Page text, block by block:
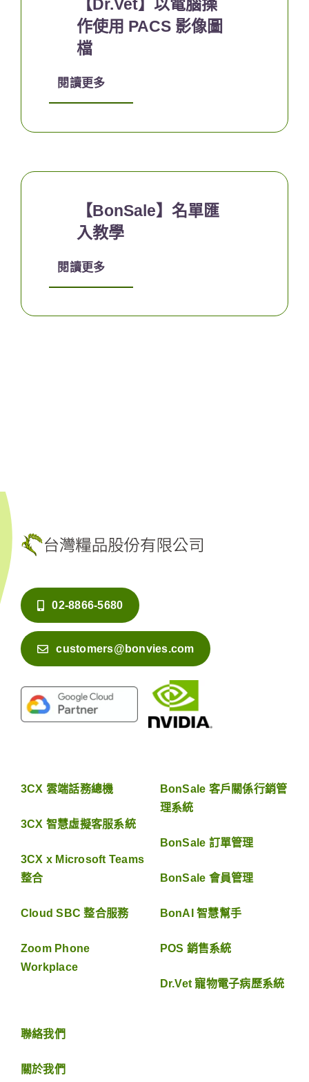
【Dr.Vet】以電腦操
作使用 PACS 影像圖
檔
閱讀更多
【BonSale】名單匯
入教學
閱讀更多
02-8866-5680
customers@bonvies.com
3CX 雲端話務總機
3CX 智慧虛擬客服系統
3CX x Microsoft Teams
整合
Cloud SBC 整合服務
Zoom Phone
Workplace
BonSale 客戶關係行銷管
理系統
BonSale 訂單管理
BonSale 會員管理
BonAI 智慧幫手
POS 銷售系統
Dr.Vet 寵物電子病歷系統
聯絡我們
關於我們